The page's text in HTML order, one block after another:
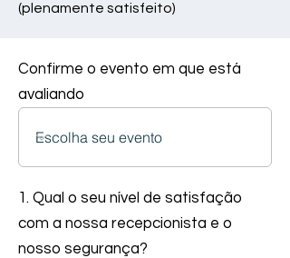
(plenamente satisfeito)
Confirme o evento em que está
avaliando
1. Qual o seu nível de satisfação
com a nossa recepcionista e o
nosso segurança?